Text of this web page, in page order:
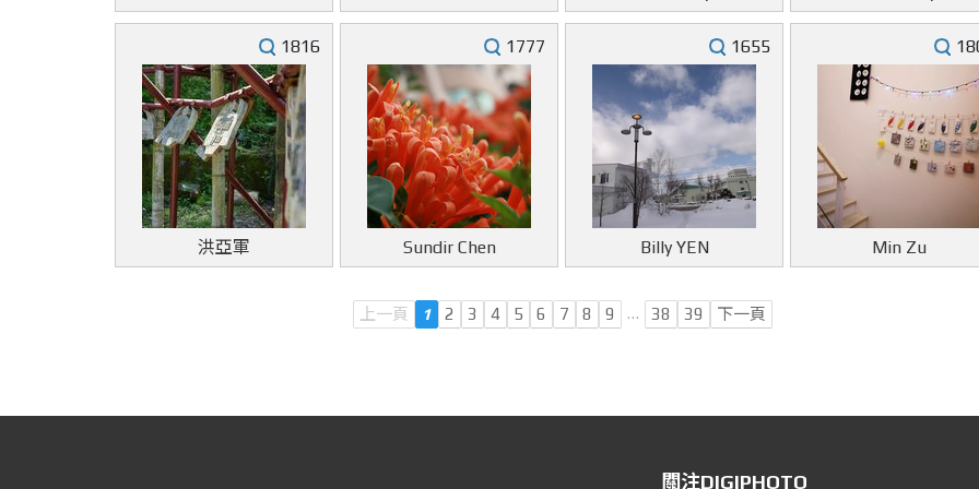
1816
洪亞軍
1777
Sundir Chen
1655
Billy YEN Min Zu
上一頁 1 2 3 4 5 6 7 8 9 … 38 39 下一頁
關注DIGIPHOTO